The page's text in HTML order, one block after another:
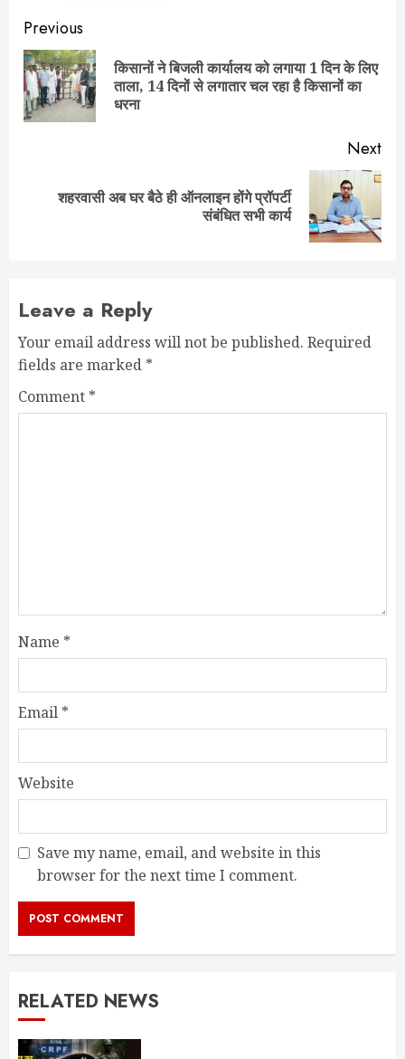
Post
navigation
Previous
किसानों ने बिजली कार्यालय को लगाया 1 दिन के लिए
ताला, 14 दिनों से लगातार चल रहा है किसानों का
धरना
Next
Nextशहरवासी अब घर बैठे ही ऑनलाइन होंगे प्रॉपर्टी
संबंधित सभी कार्य
Leave a Reply
Your email address will not be published. Required
fields are marked *
Comment *
Name *
Email *
Website
Save my name, email, and website in this
browser for the next time I comment.
RELATED NEWS